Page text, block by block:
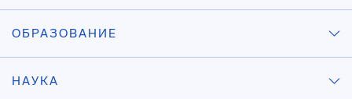
ОБРАЗОВАНИЕ
НАУКА